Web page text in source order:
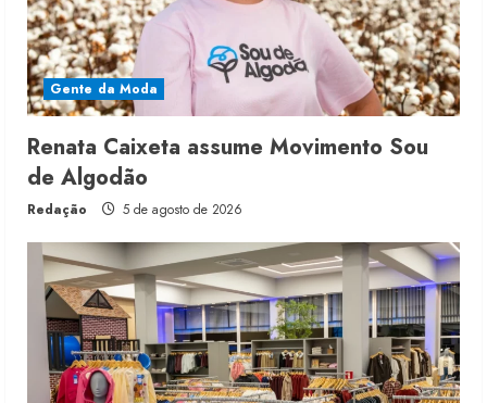
Gente da Moda
Renata Caixeta assume Movimento Sou
de Algodão
Redação 5 de agosto de 2026